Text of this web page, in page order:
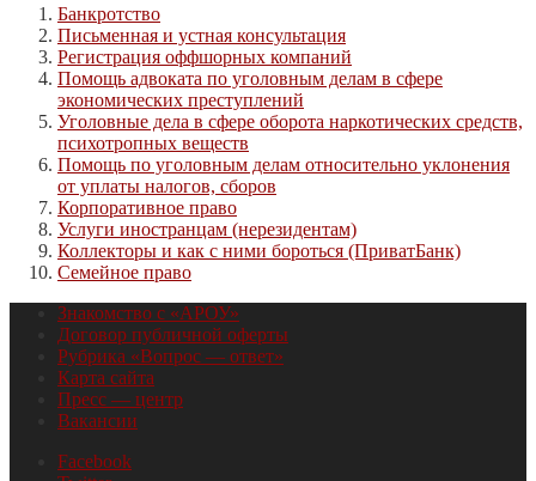
Банкротство
Письменная и устная консультация
Регистрация оффшорных компаний
Помощь адвоката по уголовным делам в сфере
экономических преступлений
Уголовные дела в сфере оборота наркотических средств,
психотропных веществ
Помощь по уголовным делам относительно уклонения
от уплаты налогов, сборов
Корпоративное право
Услуги иностранцам (нерезидентам)
Коллекторы и как с ними бороться (ПриватБанк)
Семейное право
Знакомство с «АРОУ»
Договор публичной оферты
Рубрика «Вопрос — ответ»
Карта сайта
Пресс — центр
Вакансии
Facebook